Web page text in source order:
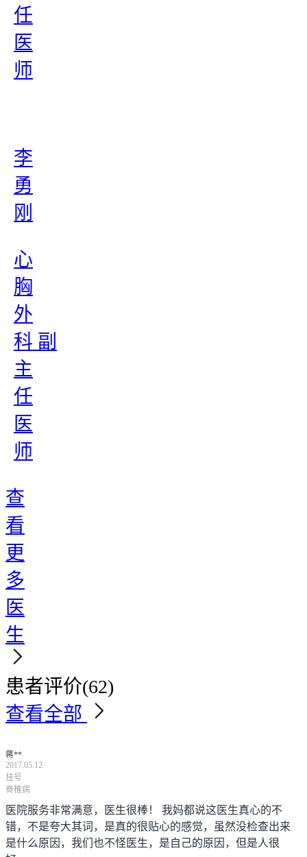
任
医
师
李
勇
刚
心
胸
外
科 副
主
任
医
师
查
看
更
多
医
生
患者评价(62)
查看全部
蒋**
2017.05.12
挂号
脊椎病
医院服务非常满意，医生很棒！ 我妈都说这医生真心的不
错，不是夸大其词，是真的很贴心的感觉，虽然没检查出来
是什么原因，我们也不怪医生，是自己的原因，但是人很